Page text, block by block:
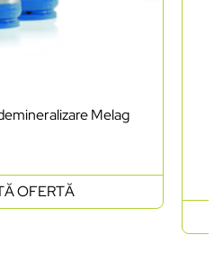
Melag
OFERTĂ